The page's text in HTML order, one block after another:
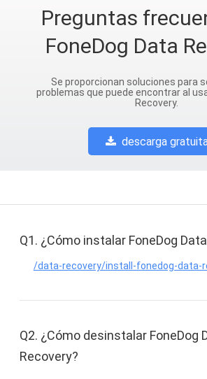
Preguntas
FoneDog Data
Se proporcionan soluciones para
problemas que puede encontrar al
Recovery.
descarga
Q1. ¿Cómo instalar FoneDog
/data-recovery/install-fonedog-data-
Q2. ¿Cómo desinstalar FoneDog
Recovery?